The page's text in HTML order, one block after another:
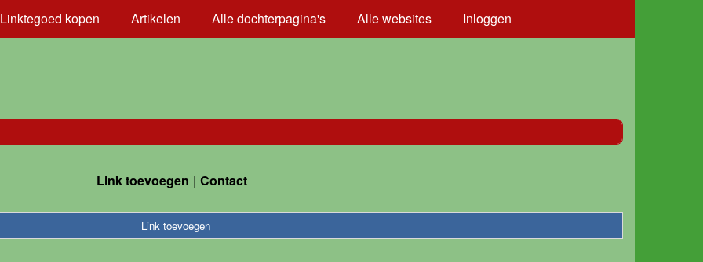
Linktegoed kopen Artikelen Alle dochterpagina's Alle websites Inloggen
Link toevoegen Contact
Link toevoegen